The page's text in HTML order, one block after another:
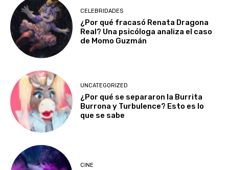
CELEBRIDADES
¿Por qué fracasó Renata Dragona
Real? Una psicóloga analiza el caso
de Momo Guzmán
UNCATEGORIZED
¿Por qué se separaron la Burrita
Burrona y Turbulence? Esto es lo
que se sabe
CINE